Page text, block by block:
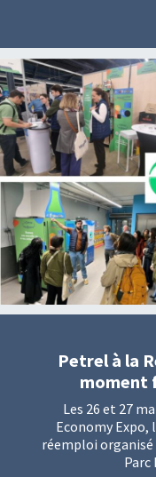
Petrel à la
moment
Les 26 et 27
Economy Expo,
réemploi organisé
Parc